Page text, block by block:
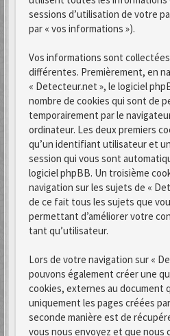
sessions d’utilisation de votre
par « vos informations »).
Vos informations sont
différentes. Premièrement, en
« Detecteur.net », le logiciel
nombre de cookies qui sont de
temporairement par le
ordinateur. Les deux premiers
qu’un identifiant utilisateur et
session qui vous sont
logiciel phpBB. Un troisième
navigation sur les sujets de «
de ce fait tous les sujets que
permettant d’améliorer votre
tant qu’utilisateur.
Lors de votre navigation sur «
pouvons également créer une
cookies, externes au document
uniquement les pages créées
seconde manière est de
vous nous envoyez et que nous